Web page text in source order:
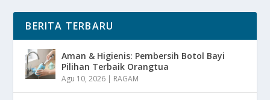
BERITA TERBARU
Aman & Higienis: Pembersih Botol Bayi
Pilihan Terbaik Orangtua
Agu 10, 2026 | RAGAM